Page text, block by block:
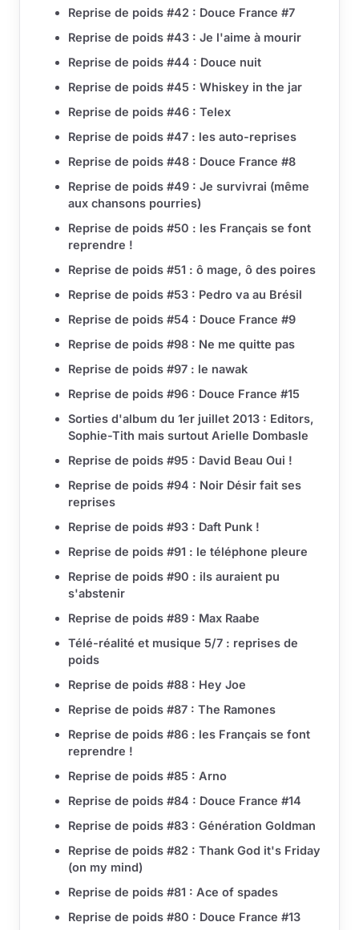
Reprise de poids #42 : Douce France #7
Reprise de poids #43 : Je l'aime à mourir
Reprise de poids #44 : Douce nuit
Reprise de poids #45 : Whiskey in the jar
Reprise de poids #46 : Telex
Reprise de poids #47 : les auto-reprises
Reprise de poids #48 : Douce France #8
Reprise de poids #49 : Je survivrai (même
aux chansons pourries)
Reprise de poids #50 : les Français se font
reprendre !
Reprise de poids #51 : ô mage, ô des poires
Reprise de poids #53 : Pedro va au Brésil
Reprise de poids #54 : Douce France #9
Reprise de poids #98 : Ne me quitte pas
Reprise de poids #97 : le nawak
Reprise de poids #96 : Douce France #15
Sorties d'album du 1er juillet 2013 : Editors,
Sophie-Tith mais surtout Arielle Dombasle
Reprise de poids #95 : David Beau Oui !
Reprise de poids #94 : Noir Désir fait ses
reprises
Reprise de poids #93 : Daft Punk !
Reprise de poids #91 : le téléphone pleure
Reprise de poids #90 : ils auraient pu
s'abstenir
Reprise de poids #89 : Max Raabe
Télé-réalité et musique 5/7 : reprises de
poids
Reprise de poids #88 : Hey Joe
Reprise de poids #87 : The Ramones
Reprise de poids #86 : les Français se font
reprendre !
Reprise de poids #85 : Arno
Reprise de poids #84 : Douce France #14
Reprise de poids #83 : Génération Goldman
Reprise de poids #82 : Thank God it's Friday
(on my mind)
Reprise de poids #81 : Ace of spades
Reprise de poids #80 : Douce France #13